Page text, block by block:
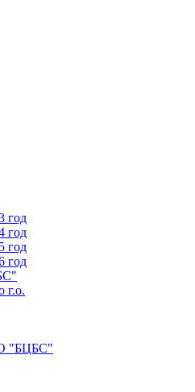
год
год
год
год
г.о.
"БЦБС"